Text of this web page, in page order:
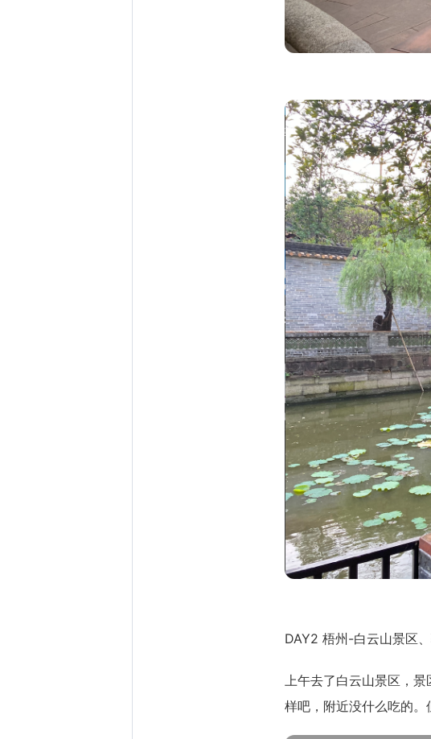
DAY2 梧州-白云山景区
上午去了白云山景区，
样吧，附近没什么吃的。